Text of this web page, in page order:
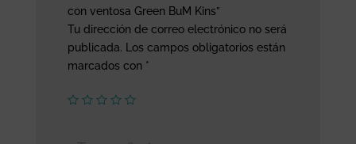
con ventosa Green BuM Kins”
Tu dirección de correo electrónico no será
publicada.
Los campos obligatorios están
marcados con *